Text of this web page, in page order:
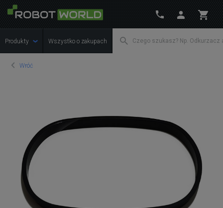
Produkty Wszystko o zakupach
Wróć